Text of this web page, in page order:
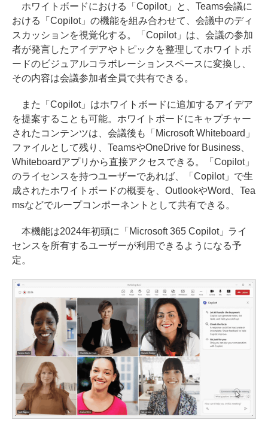
ホワイトボードにおける「Copilot」と、Teams会議に
おける「Copilot」の機能を組み合わせて、会議中のディ
スカッションを視覚化する。「Copilot」は、会議の参加
者が発言したアイデアやトピックを整理してホワイトボ
ードのビジュアルコラボレーションスペースに変換し、
その内容は会議参加者全員で共有できる。
また「Copilot」はホワイトボードに追加するアイデア
を提案することも可能。ホワイトボードにキャプチャー
されたコンテンツは、会議後も「Microsoft Whiteboard」
ファイルとして残り、TeamsやOneDrive for Business、
Whiteboardアプリから直接アクセスできる。「Copilot」
のライセンスを持つユーザーであれば、「Copilot」で生
成されたホワイトボードの概要を、OutlookやWord、Tea
msなどでループコンポーネントとして共有できる。
本機能は2024年初頭に「Microsoft 365 Copilot」ライ
センスを所有するユーザーが利用できるようになる予
定。